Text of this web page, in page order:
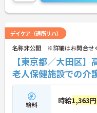
デイケア（通所リハ）
名称非公開 ※詳細はお問合せ
【東京都／大田区
老人保健施設での介
給料 時給1,363